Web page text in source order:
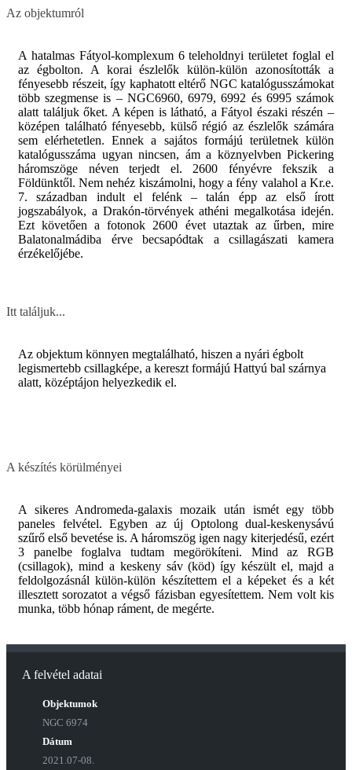
Az objektumról
A hatalmas Fátyol-komplexum 6 teleholdnyi területet foglal el
az égbolton. A korai észlelők külön-külön azonosították a
fényesebb részeit, így kaphatott eltérő NGC katalógusszámokat
több szegmense is – NGC6960, 6979, 6992 és 6995 számok
alatt találjuk őket. A képen is látható, a Fátyol északi részén –
középen található fényesebb, külső régió az észlelők számára
sem elérhetetlen. Ennek a sajátos formájú területnek külön
katalógusszáma ugyan nincsen, ám a köznyelvben Pickering
háromszöge néven terjedt el. 2600 fényévre fekszik a
Földünktől. Nem nehéz kiszámolni, hogy a fény valahol a Kr.e.
7. században indult el felénk – talán épp az első írott
jogszabályok, a Drakón-törvények athéni megalkotása idején.
Ezt követően a fotonok 2600 évet utaztak az űrben, mire
Balatonalmádiba érve becsapódtak a csillagászati kamera
érzékelőjébe.
Itt találjuk...
Az objektum könnyen megtalálható, hiszen a nyári égbolt
legismertebb csillagképe, a kereszt formájú Hattyú bal szárnya
alatt, középtájon helyezkedik el.
A készítés körülményei
A sikeres Andromeda-galaxis mozaik után ismét egy több
paneles felvétel. Egyben az új Optolong dual-keskenysávú
szűrő első bevetése is. A háromszög igen nagy kiterjedésű, ezért
3 panelbe foglalva tudtam megörökíteni. Mind az RGB
(csillagok), mind a keskeny sáv (köd) így készült el, majd a
feldolgozásnál külön-külön készítettem el a képeket és a két
illesztett sorozatot a végső fázisban egyesítettem. Nem volt kis
munka, több hónap ráment, de megérte.
A felvétel adatai
Objektumok
NGC 6974
Dátum
2021.07-08.